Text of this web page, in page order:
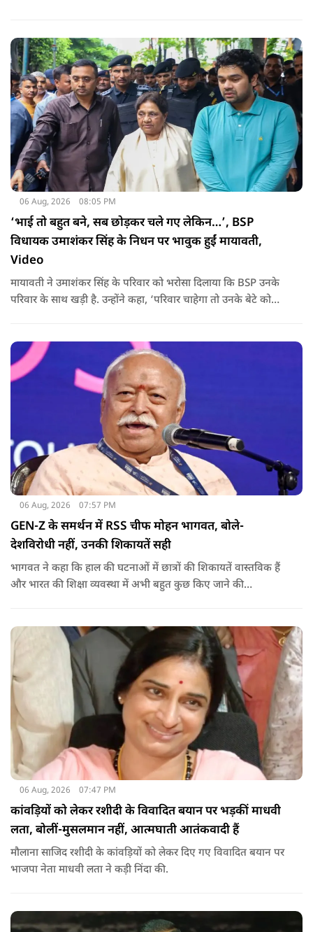
06 Aug, 2026 08:05 PM
‘भाई तो बहुत बने, सब छोड़कर चले गए लेकिन…’, BSP
विधायक उमाशंकर सिंह के निधन पर भावुक हुईं मायावती,
Video
मायावती ने उमाशंकर सिंह के परिवार को भरोसा दिलाया कि BSP उनके
परिवार के साथ खड़ी है. उन्होंने कहा, ‘परिवार चाहेगा तो उनके बेटे को
06 Aug, 2026 07:57 PM
GEN-Z के समर्थन में RSS चीफ मोहन भागवत, बोले-
देशविरोधी नहीं, उनकी शिकायतें सही
भागवत ने कहा कि हाल की घटनाओं में छात्रों की शिकायतें वास्तविक हैं
और भारत की शिक्षा व्यवस्था में अभी बहुत कुछ किए जाने की
06 Aug, 2026 07:47 PM
कांवड़ियों को लेकर रशीदी के विवादित बयान पर भड़कीं माधवी
लता, बोलीं-मुसलमान नहीं, आत्मघाती आतंकवादी हैं
मौलाना साजिद रशीदी के कांवड़ियों को लेकर दिए गए विवादित बयान पर
भाजपा नेता माधवी लता ने कड़ी निंदा की.